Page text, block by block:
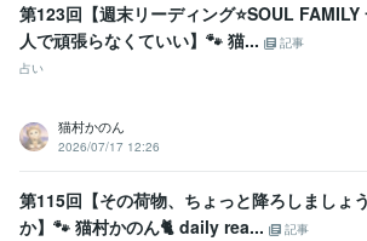
第123回【週末リーディング⭐️SOUL FAMILY
人で頑張らなくていい】🐾 猫...
記事
占い
猫村かのん
2026/07/17 12:26
第115回【その荷物、ちょっと降ろしましょう
か】🐾 猫村かのん🐈 daily rea...
記事